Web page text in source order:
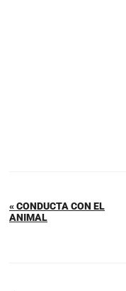
« CONDUCTA CON EL
ANIMAL